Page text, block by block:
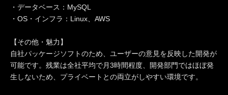
・データベース：MySQL
・OS・インフラ：Linux、AWS
【その他・魅力】
自社パッケージソフトのため、ユーザーの意見を反映した開発が
可能です。残業は全社平均で月3時間程度、開発部門ではほぼ発
生しないため、プライベートとの両立がしやすい環境です。